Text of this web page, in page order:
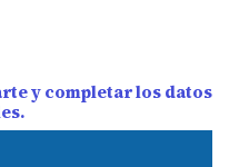
y completar los datos